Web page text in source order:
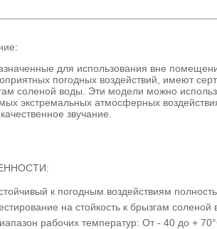
для использования вне
погодных воздействий, имеют
соленой воды. Эти модели можно
экстремальных атмосферных
звучание.
к погодным воздействиям
на стойкость к брызгам
рабочих температур: От - 40 до +